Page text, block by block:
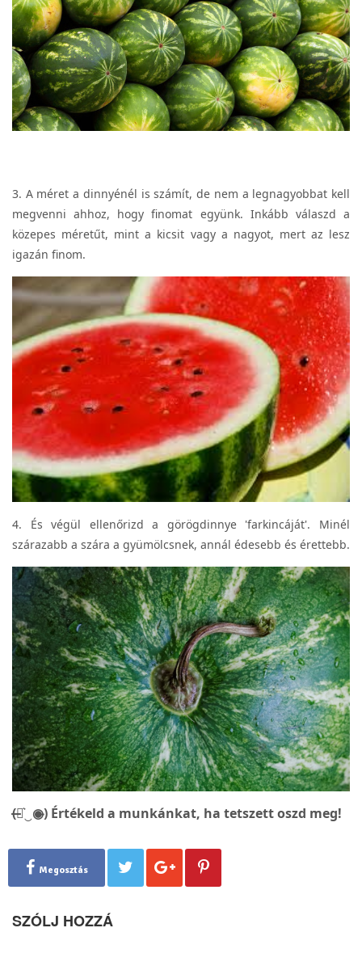
3. A méret a dinnyénél is számít, de nem a legnagyobbat kell
megvenni ahhoz, hogy finomat együnk. Inkább válaszd a
közepes méretűt, mint a kicsit vagy a nagyot, mert az lesz
igazán finom.
4. És végül ellenőrizd a görögdinnye 'farkincáját'. Minél
szárazabb a szára a gyümölcsnek, annál édesebb és érettebb.
(̶◉͛‿◉̶) Értékeld a munkánkat, ha tetszett oszd meg!
Megosztás
SZÓLJ HOZZÁ